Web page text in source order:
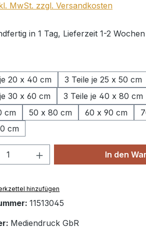
MwSt. zzgl. Versandkosten
in 1 Tag, Lieferzeit 1-2 Wochen
20 x 40 cm
3 Teile je 25 x 50 cm
30 x 60 cm
3 Teile je 40 x 80 cm
cm
50 x 80 cm 60 x 90 cm
cm
Anzahl: Gib denIn den
hinzufügen
11513045
Mediendruck GbR